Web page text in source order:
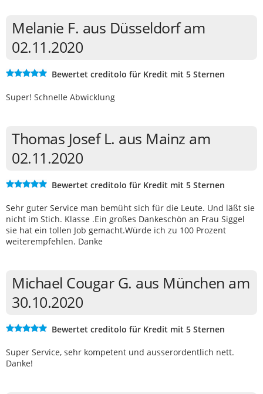
Melanie F. aus Düsseldorf am
02.11.2020
Bewertet creditolo für Kredit mit 5 Sternen
Super! Schnelle Abwicklung
Thomas Josef L. aus Mainz am
02.11.2020
Bewertet creditolo für Kredit mit 5 Sternen
Sehr guter Service man bemüht sich für die Leute. Und läßt sie
nicht im Stich. Klasse .Ein großes Dankeschön an Frau Siggel
sie hat ein tollen Job gemacht.Würde ich zu 100 Prozent
weiterempfehlen. Danke
Michael Cougar G. aus München am
30.10.2020
Bewertet creditolo für Kredit mit 5 Sternen
Super Service, sehr kompetent und ausserordentlich nett.
Danke!